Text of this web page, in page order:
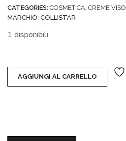
CATEGORIES: COSMETICA, CREME VISO
MARCHIO: COLLISTAR
1 disponibili
AGGIUNGI AL CARRELLO